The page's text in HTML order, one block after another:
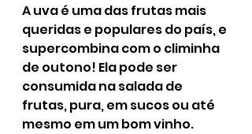
A uva é uma das frutas mais
queridas e populares do país, e
supercombina com o climinha
de outono! Ela pode ser
consumida na salada de
frutas, pura, em sucos ou até
mesmo em um bom vinho.